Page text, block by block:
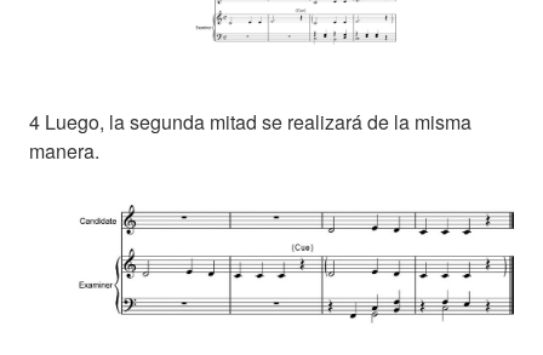
4 Luego, la segunda mitad se realizará de la misma
manera.